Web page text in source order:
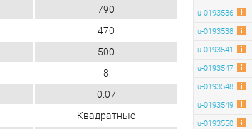
u-0193536
u-0193538
u-0193541
u-0193547
u-0193548
u-0193549
u-0193550
790
470
500
8
0.07
Квадратные